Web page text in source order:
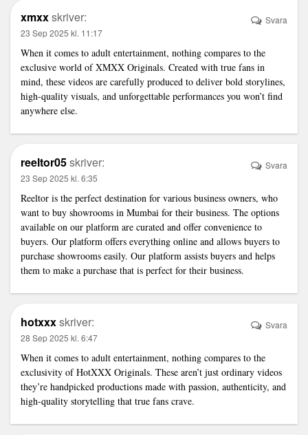
xmxxskriver:
23 Sep 2025 kl. 11:17
When it comes to adult entertainment, nothing compares to the
exclusive world of XMXX Originals. Created with true fans in
mind, these videos are carefully produced to deliver bold storylines,
high-quality visuals, and unforgettable performances you won’t find
anywhere else.
Svara
reeltor05skriver:
23 Sep 2025 kl. 6:35
Reeltor is the perfect destination for various business owners, who
want to buy showrooms in Mumbai for their business. The options
available on our platform are curated and offer convenience to
buyers. Our platform offers everything online and allows buyers to
purchase showrooms easily. Our platform assists buyers and helps
them to make a purchase that is perfect for their business.
Svara
hotxxxskriver:
28 Sep 2025 kl. 6:47
When it comes to adult entertainment, nothing compares to the
exclusivity of HotXXX Originals. These aren’t just ordinary videos
they’re handpicked productions made with passion, authenticity, and
high-quality storytelling that true fans crave.
Svara